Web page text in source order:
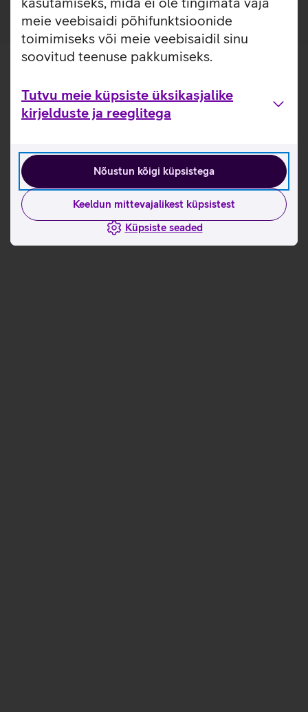
meie veebisaidi põhifunktsioonide
toimimiseks või meie veebisaidil sinu
soovitud teenuse pakkumiseks.
Tutvu meie küpsiste üksikasjalike
kirjelduste ja reeglitega
Nõustun kõigi küpsistega
Keeldun mittevajalikest küpsistest
Küpsiste seaded